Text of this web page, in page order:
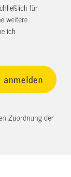
für
weitere
ich
Zuordnung der